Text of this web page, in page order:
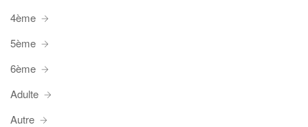
4ème
5ème
6ème
Adulte
Autre